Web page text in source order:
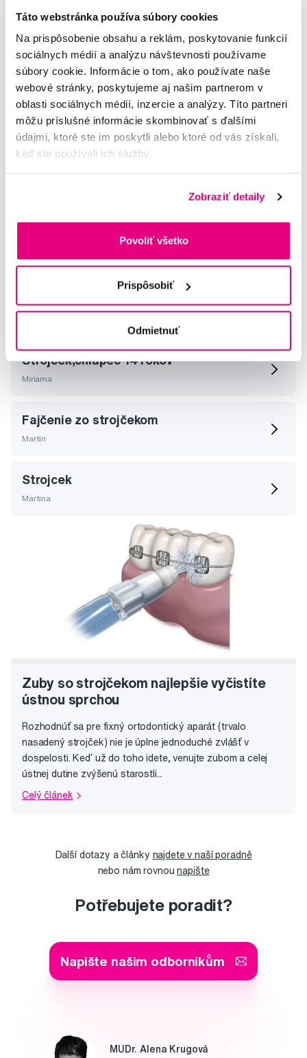
Táto webstránka používa súbory cookies
Na prispôsobenie obsahu a reklám, poskytovanie funkcií
sociálnych médií a analýzu návštevnosti používame
súbory cookie. Informácie o tom, ako používate naše
webové stránky, poskytujeme aj našim partnerom v
oblasti sociálnych médií, inzercie a analýzy. Títo partneri
môžu príslušné informácie skombinovať s ďalšími
údajmi, ktoré ste im poskytli alebo ktoré od vás získali,
keď ste používali ich služby.
Zobraziť detaily
Povoliť všetko
Prispôsobiť
Odmietnuť
Správna starostlivosť o ortodontický
strojček môže predísť celému radu
problémov
chceme našej tvári navrátiť dokonalý úsmev. Vyrovnávanie
ale vyžaduje si n...
Strojček,chlapec 14 rokov
Miriama
Fajčenie zo strojčekom
Martin
Strojcek
Martina
Zuby so strojčekom najlepšie vyčistíte
ústnou sprchou
Rozhodnúť sa pre fixný ortodontický aparát (trvalo
nasadený strojček) nie je úplne jednoduché zvlášť v
dospelosti. Keď už do toho idete, venujte zubom a celej
ústnej dutine zvýšenú starostli...
Celý článek
Další dotazy a články najdete v naší poradně
nebo nám rovnounapište
Potřebujete poradit?
Napište našim odborníkům
MUDr. Alena Krugová